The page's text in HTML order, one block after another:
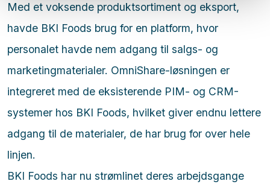
Med et voksende produktsortiment og eksport,
havde BKI Foods brug for en platform, hvor
personalet havde nem adgang til salgs- og
marketingmaterialer. OmniShare-løsningen er
integreret med de eksisterende PIM- og CRM-
systemer hos BKI Foods, hvilket giver endnu lettere
adgang til de materialer, de har brug for over hele
linjen.
BKI Foods har nu strømlinet deres arbejdsgange